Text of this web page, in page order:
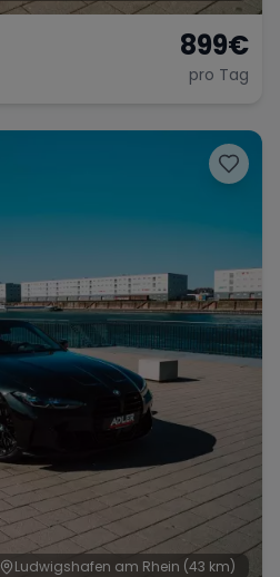
899€
pro Tag
Ludwigshafen am Rhein (43 km)